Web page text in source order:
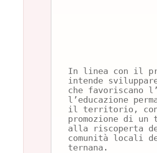
In linea con il
intende
che favoriscano
l’educazione
il territorio,
promozione di
alla riscoperta
comunità locali
ternana.